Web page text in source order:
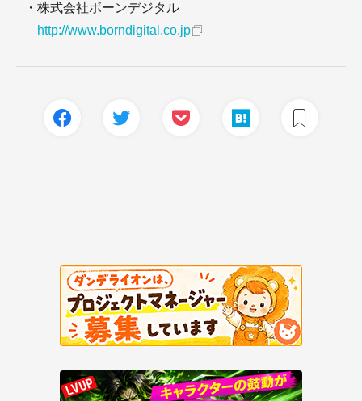
・株式会社ボーンデジタル
http://www.borndigital.co.jp